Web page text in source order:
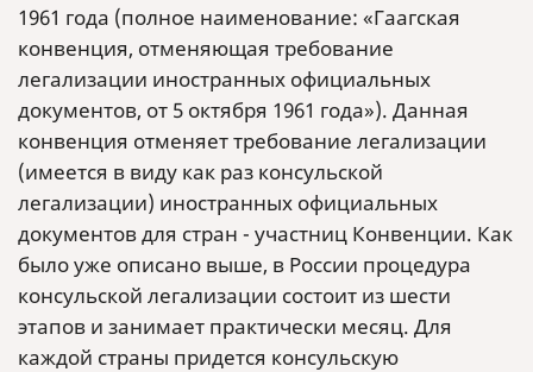
1961 года (полное наименование: «Гаагская
конвенция, отменяющая требование
легализации иностранных официальных
документов, от 5 октября 1961 года»). Данная
конвенция отменяет требование легализации
(имеется в виду как раз консульской
легализации) иностранных официальных
документов для стран - участниц Конвенции. Как
было уже описано выше, в России процедура
консульской легализации состоит из шести
этапов и занимает практически месяц. Для
каждой страны придется консульскую